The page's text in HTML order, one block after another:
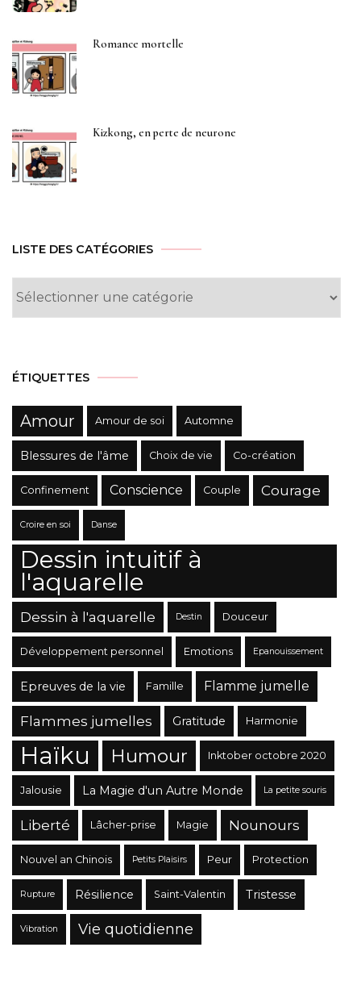
Romance mortelle
Kizkong, en perte de neurone
LISTE DES CATÉGORIES
Liste
ÉTIQUETTES
Amour Amour de soi Automne
Blessures de l'âme Choix de vie Co-création
Confinement Conscience Couple Courage
Croire en soi Danse
Dessin intuitif à
l'aquarelle
Dessin à l'aquarelle Destin Douceur
Développement personnel Emotions Epanouissement
Epreuves de la vie Famille Flamme jumelle
Flammes jumelles Gratitude Harmonie
Haïku Humour Inktober octobre 2020
Jalousie La Magie d'un Autre Monde La petite souris
Liberté Lâcher-prise Magie Nounours
Nouvel an Chinois Petits Plaisirs Peur Protection
Rupture Résilience Saint-Valentin Tristesse
Vibration Vie quotidienne